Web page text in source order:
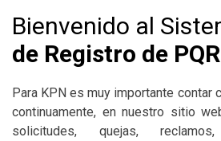
Bienvenido al
de Registro de
Para KPN es muy importante contar
continuamente, en nuestro sitio
solicitudes, quejas,